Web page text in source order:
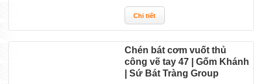
Chén bát cơm vuốt thủ
công vẽ tay 47 | Gốm Khánh
| Sứ Bát Tràng Group